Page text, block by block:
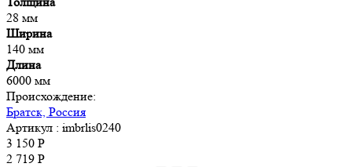
28 мм
Ширина
140 мм
Длина
6000 мм
Происхождение:
Братск, Россия
Артикул : imbrlis0240
3 150 Р
2 719 Р